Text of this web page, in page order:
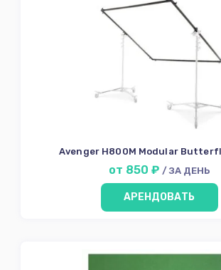
Avenger H800M Modular
от 850 ₽ / ЗА ДЕНЬ
АРЕНДОВАТЬ